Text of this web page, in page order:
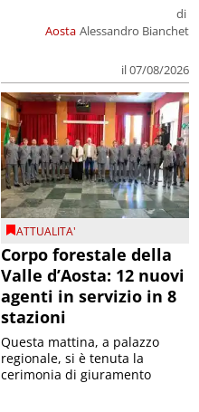
Aosta
di
Alessandro Bianchet
il 07/08/2026
ATTUALITA'
Corpo forestale della
Valle d’Aosta: 12 nuovi
agenti in servizio in 8
stazioni
Questa mattina, a palazzo
regionale, si è tenuta la
cerimonia di giuramento